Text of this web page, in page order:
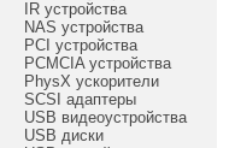
IR устройства
NAS устройства
PCI устройства
PCMCIA устройства
PhysX ускорители
SCSI адаптеры
USB видеоустройства
USB диски